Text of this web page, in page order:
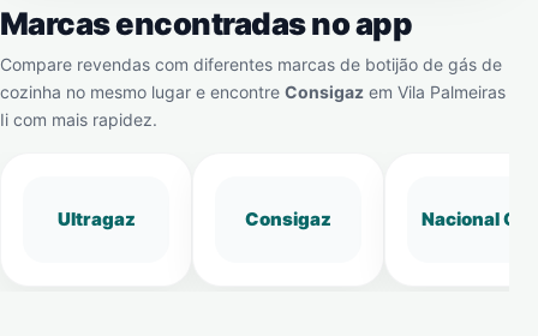
Marcas encontradas no app
Compare revendas com diferentes marcas de botijão de gás de
cozinha no mesmo lugar e encontre Consigaz em Vila Palmeiras
Ii com mais rapidez.
Ultragaz Consigaz Nacional Gás